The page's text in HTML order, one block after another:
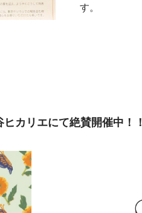
す。
カリエにて絶賛開催中！！